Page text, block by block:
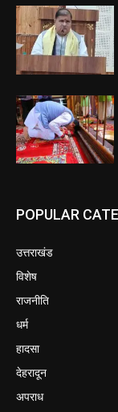
POPULAR
उत्तराखंड
विशेष
राजनीति
धर्म
हादसा
देहरादून
अपराध